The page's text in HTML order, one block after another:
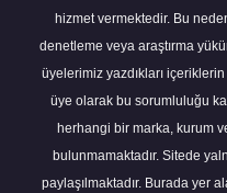
hizmet vermektedir. Bu
denetleme veya araştırma
üyelerimiz yazdıkları
üye olarak bu sorumluluğu
herhangi bir marka, kurum
bulunmamaktadır. Sitede
paylaşılmaktadır. Burada yer